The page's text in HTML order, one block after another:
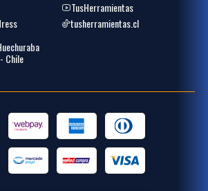
Chile
TusHerramientas
tusherramientas.cl